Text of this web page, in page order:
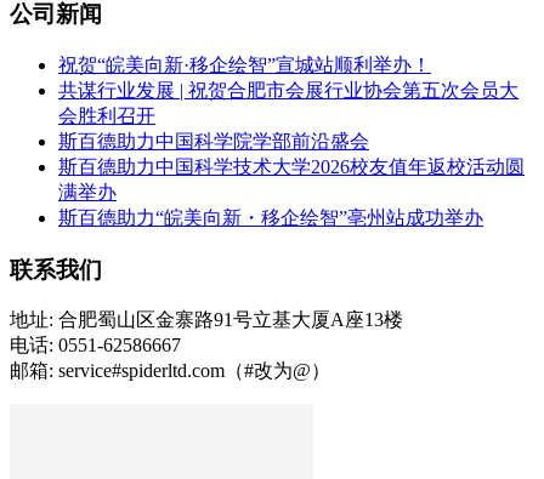
公司新闻
祝贺“皖美向新·移企绘智”宣城站顺利举办！
共谋行业发展 | 祝贺合肥市会展行业协会第五次会员大
会胜利召开
斯百德助力中国科学院学部前沿盛会
斯百德助力中国科学技术大学2026校友值年返校活动圆
满举办
斯百德助力“皖美向新・移企绘智”亳州站成功举办
联系我们
地址: 合肥蜀山区金寨路91号立基大厦A座13楼
电话: 0551-62586667
邮箱: service#spiderltd.com（#改为@）